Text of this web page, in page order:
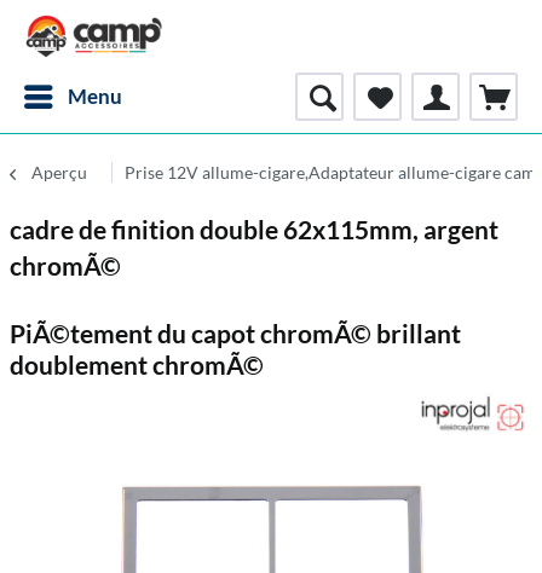
Menu
Aperçu Prise 12V allume-cigare,Adaptateur allume-cigare
cadre de finition double 62x115mm, argent
chromÃ©
PiÃ©tement du capot chromÃ© brillant
doublement chromÃ©